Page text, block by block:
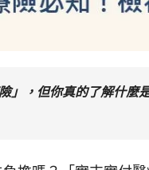
」，但你真的了解什麼